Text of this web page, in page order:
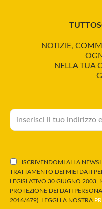
NOTIZIE,
NELLA TUA
ISCRIVENDOMI ALLA
TRATTAMENTO DEI MIEI DATI
LEGISLATIVO 30 GIUGNO 2003,
PROTEZIONE DEI DATI
2016/679). LEGGI LA NOSTRA